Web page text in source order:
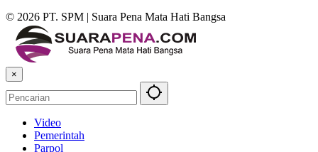
© 2026 PT. SPM | Suara Pena Mata Hati Bangsa
×
Video
Pemerintah
Parpol